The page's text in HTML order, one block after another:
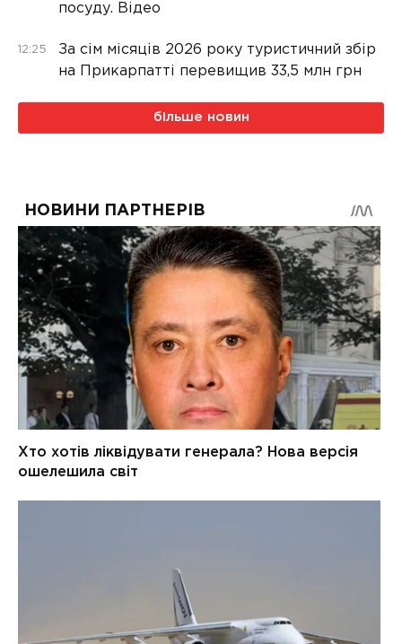
посуду. Відео
12:25
За сім місяців 2026 року туристичний збір
на Прикарпатті перевищив 33,5 млн грн
більше новин